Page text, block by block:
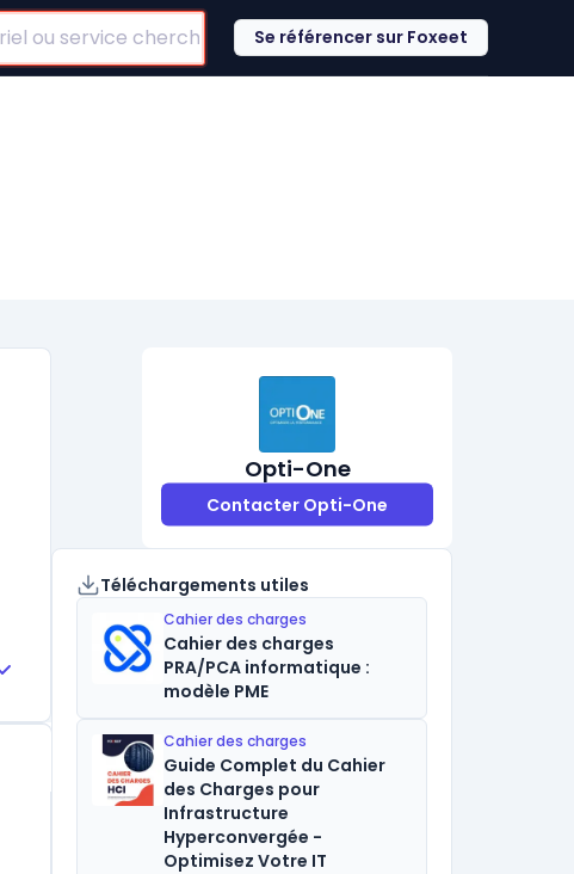
Se référencer sur Foxeet
Opti-One
Contacter Opti-One
Téléchargements utiles
Cahier des charges
Cahier des charges
PRA/PCA informatique :
modèle PME
Cahier des charges
Guide Complet du Cahier
des Charges pour
Infrastructure
Hyperconvergée -
Optimisez Votre IT